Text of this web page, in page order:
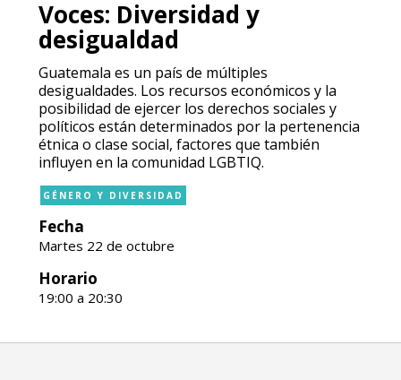
Voces: Diversidad y
desigualdad
Guatemala es un país de múltiples
desigualdades. Los recursos económicos y la
posibilidad de ejercer los derechos sociales y
políticos están determinados por la pertenencia
étnica o clase social, factores que también
influyen en la comunidad LGBTIQ.
GÉNERO Y DIVERSIDAD
Fecha
Martes 22 de octubre
Horario
19:00 a 20:30